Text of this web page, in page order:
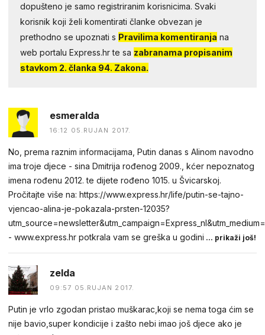
dopušteno je samo registriranim korisnicima. Svaki
korisnik koji želi komentirati članke obvezan je
prethodno se upoznati s Pravilima komentiranja na
web portalu Express.hr te sa zabranama propisanim
stavkom 2. članka 94. Zakona.
esmeralda
16:12 05.RUJAN 2017.
No, prema raznim informacijama, Putin danas s Alinom navodno
ima troje djece - sina Dmitrija rođenog 2009., kćer nepoznatog
imena rođenu 2012. te dijete rođeno 1015. u Švicarskoj.
Pročitajte više na: https://www.express.hr/life/putin-se-tajno-
vjencao-alina-je-pokazala-prsten-12035?
- www.express.hr potkrala vam se greška u godini ... prikaži još!
zelda
09:57 05.RUJAN 2017.
Putin je vrlo zgodan pristao muškarac,koji se nema toga ćim se
nije bavio,super kondicije i zašto nebi imao još djece ako je